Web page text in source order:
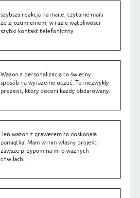
szybsza reakcja na maile, czytanie maili
ze zrozumieniem, w razie wątpliwości
szybki kontakt telefoniczny
Wazon z personalizacją to świetny
sposób na wyrażenie uczuć. To niezwykły
prezent, który doceni każdy obdarowany.
Ten wazon z grawerem to doskonała
pamiątka. Mam w nim własny projekt i
zawsze przypomina mi o ważnych
chwilach.